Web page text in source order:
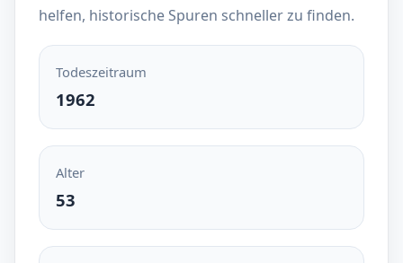
helfen, historische Spuren schneller zu finden.
Todeszeitraum
1962
Alter
53